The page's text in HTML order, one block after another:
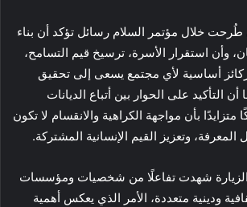
طُرحت خلال مؤتمر السلام رسائل تؤكد أن بناء
وأن استقرار الأسرة، ترسيخ قيم التسامح،
ركائز أساسية لأي مجتمع يسعى إلى تحقيق
أن التأكيد على الحوار بين أتباع الديانات
متزايدًا بأن مواجهة الكراهية والانقسام لا تكون
المعرفة، وتعزيز القيم الإنسانية المشتركة.
الزيارة شهدت تفاعلًا من شخصيات ومؤسسات
ودينية متعددة، الأمر الذي يعكس أهمية